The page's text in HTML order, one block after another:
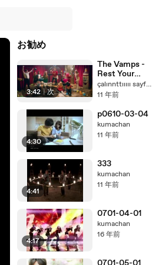
お勧め
3:42 | 次
The Vamps -
Rest Your
Love
çalınnttııııı sayfaaaaaaaaaa hackiiiiinggggg
11 年前
4:30
p0610-03-04
kumachan
11 年前
4:41
333
kumachan
11 年前
4:17
0701-04-01
kumachan
16 年前